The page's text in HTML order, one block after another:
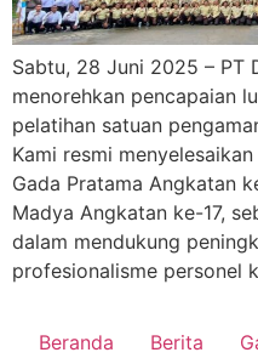
Sabtu, 28 Juni 2025 – PT
menorehkan pencapaian
pelatihan satuan
Kami resmi
Gada Pratama Angkatan
Madya Angkatan ke-17,
dalam mendukung
profesionalisme personel
Beranda Berita